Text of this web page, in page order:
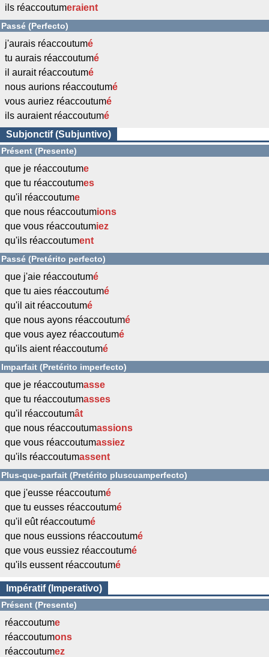
ils réaccoutumeraient
Passé (Perfecto)
j'aurais réaccoutumé
tu aurais réaccoutumé
il aurait réaccoutumé
nous aurions réaccoutumé
vous auriez réaccoutumé
ils auraient réaccoutumé
Subjonctif (Subjuntivo)
Présent (Presente)
que je réaccoutume
que tu réaccoutumes
qu'il réaccoutume
que nous réaccoutumions
que vous réaccoutumiez
qu'ils réaccoutument
Passé (Pretérito perfecto)
que j'aie réaccoutumé
que tu aies réaccoutumé
qu'il ait réaccoutumé
que nous ayons réaccoutumé
que vous ayez réaccoutumé
qu'ils aient réaccoutumé
Imparfait (Pretérito imperfecto)
que je réaccoutumasse
que tu réaccoutumasses
qu'il réaccoutumât
que nous réaccoutumassions
que vous réaccoutumassiez
qu'ils réaccoutumassent
Plus-que-parfait (Pretérito pluscuamperfecto)
que j'eusse réaccoutumé
que tu eusses réaccoutumé
qu'il eût réaccoutumé
que nous eussions réaccoutumé
que vous eussiez réaccoutumé
qu'ils eussent réaccoutumé
Impératif (Imperativo)
Présent (Presente)
réaccoutume
réaccoutumons
réaccoutumez